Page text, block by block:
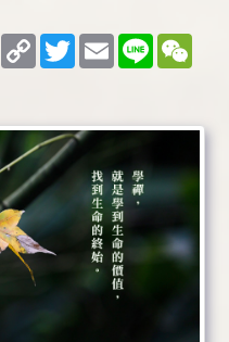
Facebook
Copy
Link
TwitterEmailLine